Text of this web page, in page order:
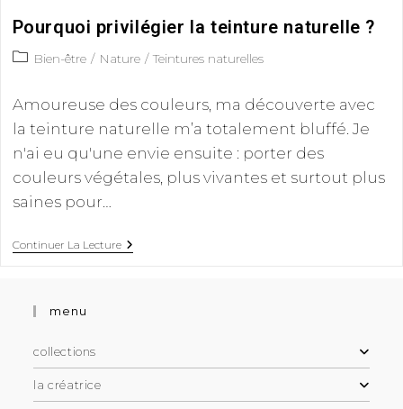
Pourquoi privilégier la teinture naturelle ?
Bien-être / Nature / Teintures naturelles
Amoureuse des couleurs, ma découverte avec
la teinture naturelle m’a totalement bluffé. Je
n'ai eu qu'une envie ensuite : porter des
couleurs végétales, plus vivantes et surtout plus
saines pour…
Continuer La Lecture
menu
collections
la créatrice